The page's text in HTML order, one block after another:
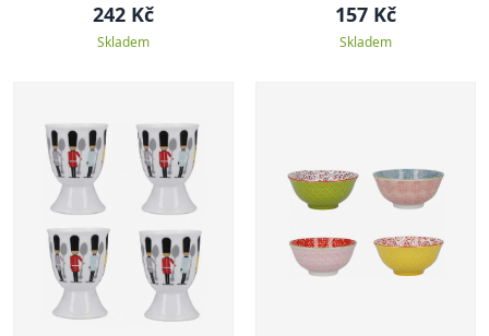
242 Kč
Skladem
157 Kč
Skladem